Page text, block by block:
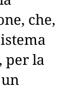
che,
per la